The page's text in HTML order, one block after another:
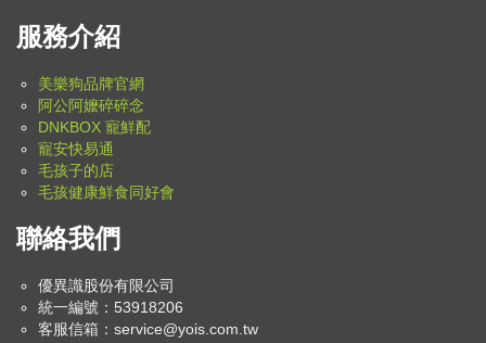
服務介紹
美樂狗品牌官網
阿公阿嬤碎碎念
DNKBOX 寵鮮配
寵安快易通
毛孩子的店
毛孩健康鮮食同好會
聯絡我們
優異識股份有限公司
統一編號：53918206
客服信箱： service@yois.com.tw